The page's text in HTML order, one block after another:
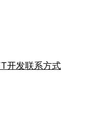
开发联系方式